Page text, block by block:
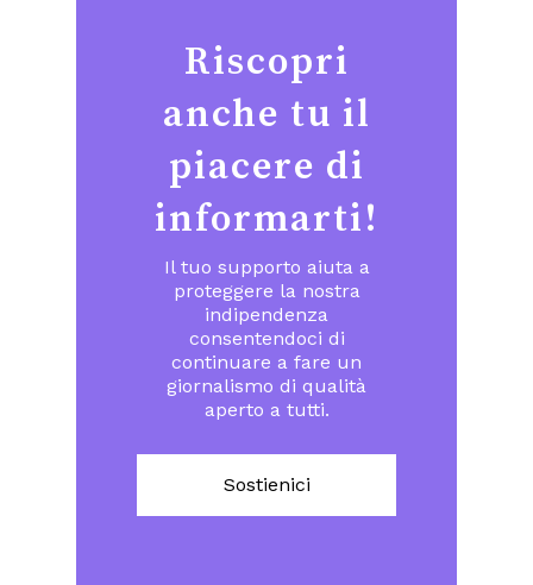
Riscopri
anche tu il
piacere di
informarti!
Il tuo supporto aiuta a
proteggere la nostra
indipendenza
consentendoci di
continuare a fare un
giornalismo di qualità
aperto a tutti.
Sostienici